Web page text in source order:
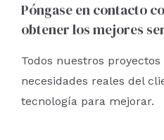
Póngase en contacto
obtener los mejores
Todos nuestros
necesidades reales del
tecnología para mejorar.